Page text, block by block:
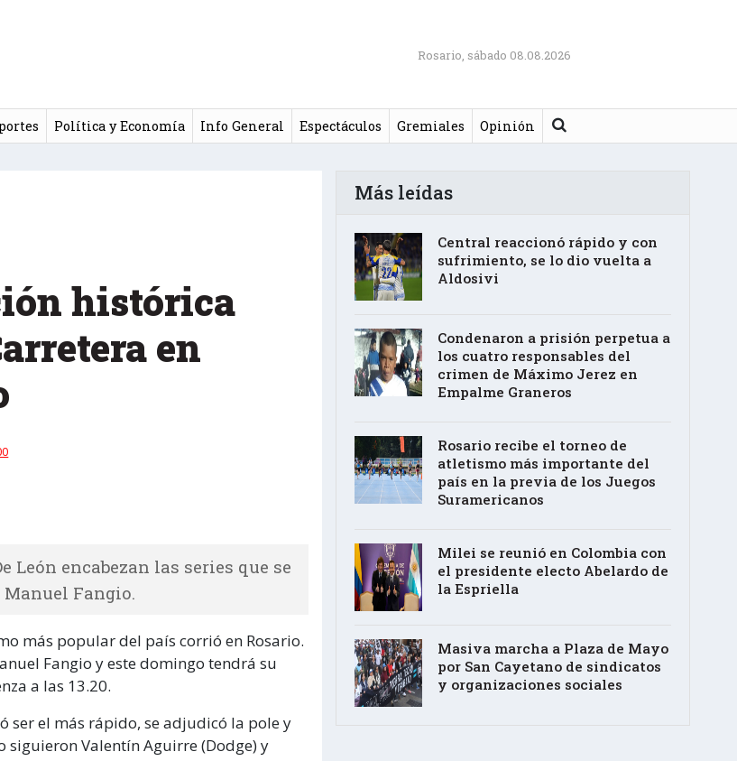
Rosario, sábado 08.08.2026
Política y Economía Info General Espectáculos Gremiales Opinión Buscar
histórica
en
encabezan las series que se
Fangio.
más popular del país corrió en Rosario.
Fangio y este domingo tendrá su
a las 13.20.
ser el más rápido, se adjudicó la pole y
Valentín Aguirre (Dodge) y
Más leídas
Central reaccionó rápido y con
sufrimiento, se lo dio vuelta a
Aldosivi
Condenaron a prisión perpetua a
los cuatro responsables del
crimen de Máximo Jerez en
Empalme Graneros
Rosario recibe el torneo de
atletismo más importante del
país en la previa de los Juegos
Suramericanos
Milei se reunió en Colombia con
el presidente electo Abelardo de
la Espriella
Masiva marcha a Plaza de Mayo
por San Cayetano de sindicatos
y organizaciones sociales